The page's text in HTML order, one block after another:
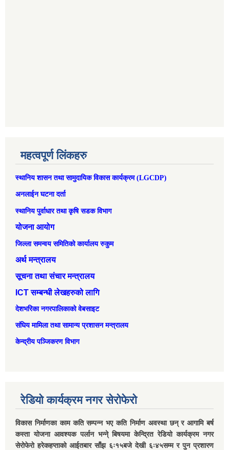
महत्वपूर्ण लिंकहरु
स्थानिय शासन तथा सामुदायिक विकास कार्यक्रम (LGCDP)
अनलाईन घटना दर्ता
स्थानिय पुर्वाधार तथा कृषि सडक विभाग
योजना आयोग
जिल्ला समन्वय समितिको कार्यालय रुकुम
अर्थ मन्त्रालय
सूचना तथा संचार मन्त्रालय
ICT सम्बन्धी लेखहरुको लागि
देशभरिका नगरपालिकाको वेबसाइट
संघिय मामिला तथा सामान्‍य प्रशासन मन्त्रालय
केन्द्रीय पञ्जिकरण विभाग
रेडियो कार्यक्रम नगर सेरोफेरो
विकास निर्माणका काम कति सम्पन्न भए कति निर्माण अवस्था छन् र आगामि बर्ष
कस्ता योजना आवश्यक पर्लान भन्ने् बिषयमा केन्द्रित रेडियो कार्यक्रम नगर
सेरोफेरो हरेकहप्ताको आईतबार साँझ ६ः१५बजे देखी ६ः४५सम्म र पुन प्रशारण